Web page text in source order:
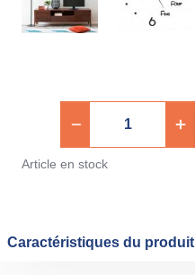
Article en stock
Caractéristiques du produit